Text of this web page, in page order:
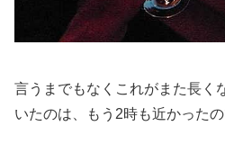
言うまでもなくこれがまた長く
いたのは、もう2時も近かったの